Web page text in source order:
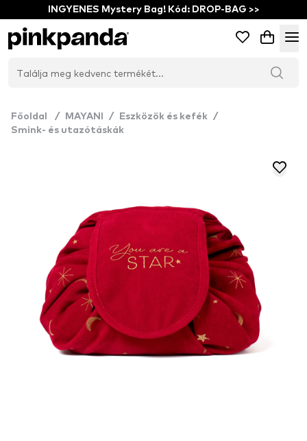
INGYENES Mystery Bag! Kód: DROP-BAG >>
Főoldal / MAYANI / Eszközök és kefék /
Smink- és utazótáskák